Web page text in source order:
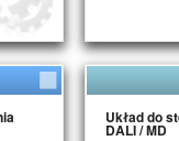
Układ do
DALI / MD